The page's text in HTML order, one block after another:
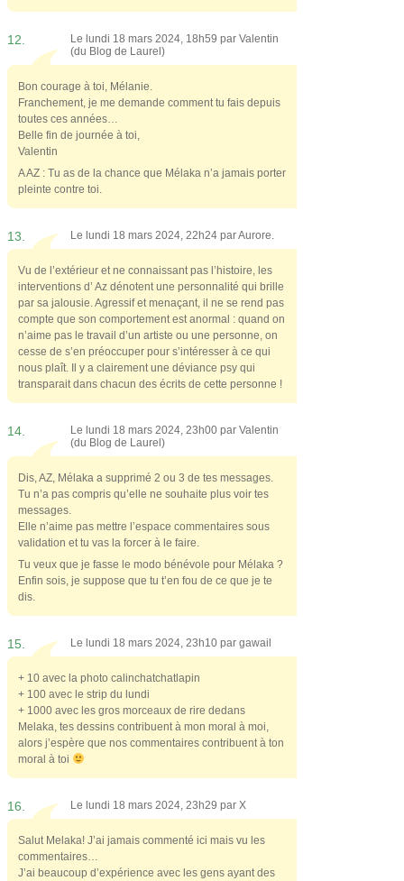
12. Le lundi 18 mars 2024, 18h59 par Valentin
(du Blog de Laurel)
Bon courage à toi, Mélanie.
Franchement, je me demande comment tu fais depuis
toutes ces années…
Belle fin de journée à toi,
Valentin
A AZ : Tu as de la chance que Mélaka n’a jamais porter
pleinte contre toi.
13. Le lundi 18 mars 2024, 22h24 parAurore.
Vu de l’extérieur et ne connaissant pas l’histoire, les
interventions d’ Az dénotent une personnalité qui brille
par sa jalousie. Agressif et menaçant, il ne se rend pas
compte que son comportement est anormal : quand on
n’aime pas le travail d’un artiste ou une personne, on
cesse de s’en préoccuper pour s’intéresser à ce qui
nous plaît. Il y a clairement une déviance psy qui
transparait dans chacun des écrits de cette personne !
14. Le lundi 18 mars 2024, 23h00 par Valentin
(du Blog de Laurel)
Dis, AZ, Mélaka a supprimé 2 ou 3 de tes messages.
Tu n’a pas compris qu’elle ne souhaite plus voir tes
messages.
Elle n’aime pas mettre l’espace commentaires sous
validation et tu vas la forcer à le faire.
Tu veux que je fasse le modo bénévole pour Mélaka ?
Enfin sois, je suppose que tu t’en fou de ce que je te
dis.
15. Le lundi 18 mars 2024, 23h10 par gawail
+ 10 avec la photo calinchatchatlapin
+ 100 avec le strip du lundi
+ 1000 avec les gros morceaux de rire dedans
Melaka, tes dessins contribuent à mon moral à moi,
alors j’espère que nos commentaires contribuent à ton
moral à toi
16. Le lundi 18 mars 2024, 23h29 par X
Salut Melaka! J’ai jamais commenté ici mais vu les
commentaires…
J’ai beaucoup d’expérience avec les gens ayant des